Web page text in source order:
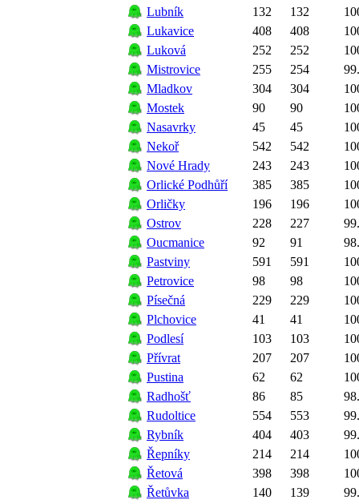
Lubník
132 132
Lukavice
408 408
Luková
252 252
Mistrovice
255 254
Mladkov
304 304
Mostek
90 90
Nasavrky
45 45
Nekoř
542 542
Nové Hrady
243 243
Orlické Podhůří
385 385
Orličky
196 196
Ostrov
228 227
Oucmanice
92 91
Pastviny
591 591
Petrovice
98 98
Písečná
229 229
Plchovice
41 41
Podlesí
103 103
Přívrat
207 207
Pustina
62 62
Radhošť
86 85
Rudoltice
554 553
Rybník
404 403
Řepníky
214 214
Řetová
398 398
Řetůvka
140 139